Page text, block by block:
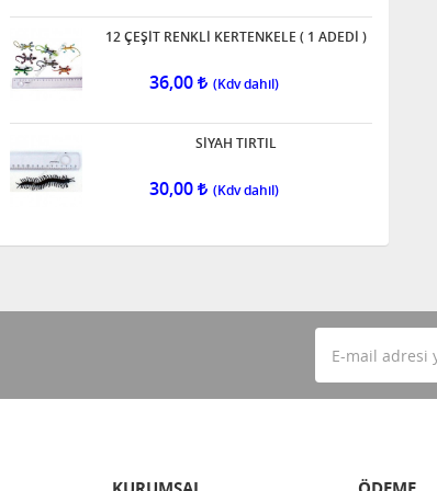
12 ÇEŞİT RENKLİ KERTENKELE ( 1 ADEDİ )
36,00
SİYAH TIRTIL
30,00